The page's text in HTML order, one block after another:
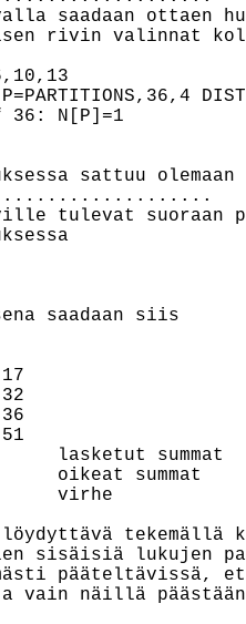
saadaan ottaen
rivin valinnat
N[P]=1
sattuu
tulevat suoraan
saadaan siis
lasketut summat
oikeat summat
virhe
tekemällä
sisäisiä lukujen
pääteltävissä,
vain näillä